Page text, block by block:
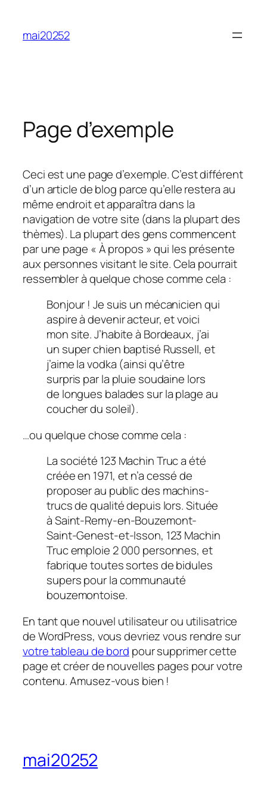
contenu
mai20252
Page d’exemple
Ceci est une page d’exemple. C’est différent
d’un article de blog parce qu’elle restera au
même endroit et apparaîtra dans la
navigation de votre site (dans la plupart des
thèmes). La plupart des gens commencent
par une page « À propos » qui les présente
aux personnes visitant le site. Cela pourrait
ressembler à quelque chose comme cela :
Bonjour ! Je suis un mécanicien qui
aspire à devenir acteur, et voici
mon site. J’habite à Bordeaux, j’ai
un super chien baptisé Russell, et
j’aime la vodka (ainsi qu’être
surpris par la pluie soudaine lors
de longues balades sur la plage au
coucher du soleil).
…ou quelque chose comme cela :
La société 123 Machin Truc a été
créée en 1971, et n’a cessé de
proposer au public des machins-
trucs de qualité depuis lors. Située
à Saint-Remy-en-Bouzemont-
Saint-Genest-et-Isson, 123 Machin
Truc emploie 2 000 personnes, et
fabrique toutes sortes de bidules
supers pour la communauté
bouzemontoise.
En tant que nouvel utilisateur ou utilisatrice
de WordPress, vous devriez vous rendre sur
votre tableau de bord pour supprimer cette
page et créer de nouvelles pages pour votre
contenu. Amusez-vous bien !
mai20252